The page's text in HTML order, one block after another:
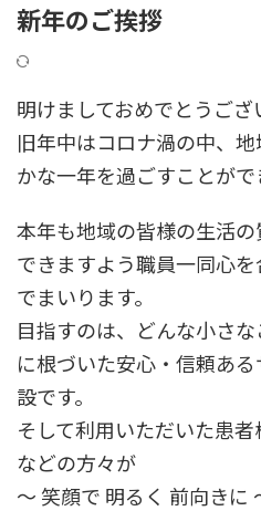
新年のご挨拶
明けましておめでとうござ
旧年中はコロナ渦の中、
かな一年を過ごすことがで
本年も地域の皆様の生活
できますよう職員一同心
でまいります。
目指すのは、どんな小さ
に根づいた安心・信頼あ
設です。
そして利用いただいた患
などの方々が
〜 笑顔で 明るく 前向きに